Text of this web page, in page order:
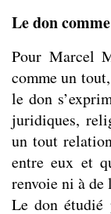
Le don
Pour Marcel
comme un
le don
juridiques,
un tout
entre eux et
renvoie ni à
Le don étudié